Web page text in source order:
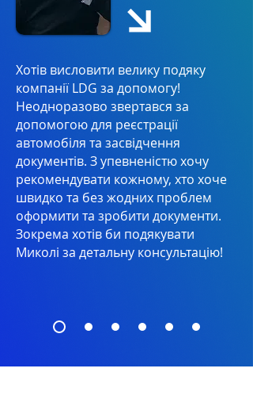
Хотів висловити велику подяку
компанії LDG за допомогу!
Неодноразово звертався за
допомогою для реєстрації
автомобіля та засвідчення
документів. З упевненістю хочу
рекомендувати кожному, хто хоче
швидко та без жодних проблем
оформити та зробити документи.
Зокрема хотів би подякувати
Миколі за детальну консультацію!